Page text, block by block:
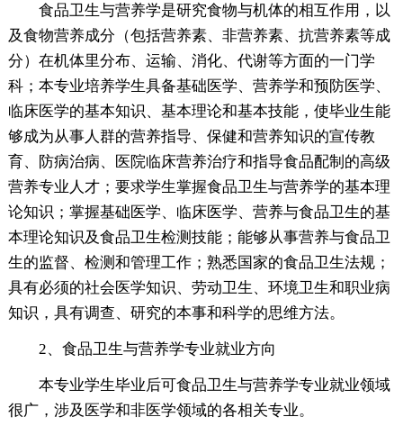
食品卫生与营养学是研究食物与机体的相互作用，以
及食物营养成分（包括营养素、非营养素、抗营养素等成
分）在机体里分布、运输、消化、代谢等方面的一门学
科；本专业培养学生具备基础医学、营养学和预防医学、
临床医学的基本知识、基本理论和基本技能，使毕业生能
够成为从事人群的营养指导、保健和营养知识的宣传教
育、防病治病、医院临床营养治疗和指导食品配制的高级
营养专业人才；要求学生掌握食品卫生与营养学的基本理
论知识；掌握基础医学、临床医学、营养与食品卫生的基
本理论知识及食品卫生检测技能；能够从事营养与食品卫
生的监督、检测和管理工作；熟悉国家的食品卫生法规；
具有必须的社会医学知识、劳动卫生、环境卫生和职业病
知识，具有调查、研究的本事和科学的思维方法。
2、食品卫生与营养学专业就业方向
本专业学生毕业后可食品卫生与营养学专业就业领域
很广，涉及医学和非医学领域的各相关专业。